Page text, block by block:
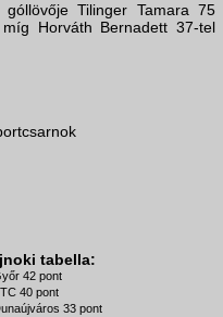
Tilinger Tamara 75
Horváth Bernadett 37-tel
tabella:
42 pont
40 pont
33 pont